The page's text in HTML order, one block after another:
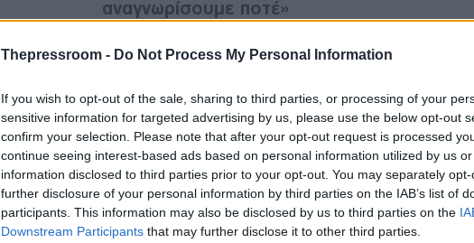
Thepressroom - Do Not Process My Personal Information
If you wish to opt-out of the sale, sharing to third parties, or processing of your
sensitive information for targeted advertising by us, please use the below opt-out
confirm your selection. Please note that after your opt-out request is processed
continue seeing interest-based ads based on personal information utilized by us
information disclosed to third parties prior to your opt-out. You may separately
further disclosure of your personal information by third parties on the IAB’s list of
participants. This information may also be disclosed by us to third parties on the
Downstream Participants that may further disclose it to other third parties.
αναγνωρίσουμε ποτέ»
03/11/2018 - 15:49
Ιστορική μέρα - Υπογράφηκε η
συμφωνία για την
αυτοκεφαλία της ουκρανικής
εκκλησίας